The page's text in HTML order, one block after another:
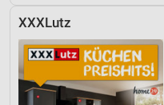
XXXLutz